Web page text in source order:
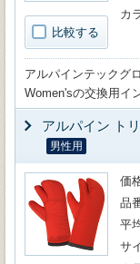
比較する
カ
アルパインテックグ
Women'sの交換用イ
アルパイン ト
男性用
価
品
平
サ